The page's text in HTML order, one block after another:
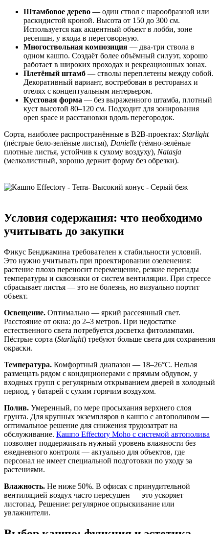
Штамбовое дерево — один ствол с шарообразной или
раскидистой кроной. Высота от 150 до 300 см.
Используется как акцентный объект в лобби, зоне
ресепшн, у входа в переговорную.
Многоствольная композиция — два-три ствола в
одном кашпо. Создаёт более объёмный силуэт, хорошо
работает в широких проходах и рекреационных зонах.
Плетёный штамб — стволы переплетены между собой.
Декоративный вариант, востребован в ресторанах и
отелях с концептуальным интерьером.
Кустовая форма — без выраженного штамба, плотный
куст высотой 80–120 см. Подходит для зонирования
open space и расстановки вдоль перегородок.
Сорта, наиболее распространённые в B2B-проектах: Starlight
(пёстрые бело-зелёные листья), Danielle (тёмно-зелёные
плотные листья, устойчив к сухому воздуху), Natasja
(мелколистный, хорошо держит форму без обрезки).
Условия содержания: что необходимо
учитывать до закупки
Фикус Бенджамина требователен к стабильности условий.
Это нужно учитывать при проектировании озеленения:
растение плохо переносит перемещение, резкие перепады
температуры и сквозняки от систем вентиляции. При стрессе
сбрасывает листья — это не болезнь, но визуально портит
объект.
Освещение. Оптимально — яркий рассеянный свет.
Расстояние от окна: до 2–3 метров. При недостатке
естественного света потребуется досветка фитолампами.
Пёстрые сорта (Starlight) требуют больше света для сохранения
окраски.
Температура. Комфортный диапазон — 18–26°C. Нельзя
размещать рядом с кондиционерами с прямым обдувом, у
входных групп с регулярным открыванием дверей в холодный
период, у батарей с сухим горячим воздухом.
Полив. Умеренный, по мере просыхания верхнего слоя
грунта. Для крупных экземпляров в кашпо с автополивом —
оптимальное решение для снижения трудозатрат на
обслуживание. Кашпо Effectory Moho с системой автополива
позволяет поддерживать нужный уровень влажности без
ежедневного контроля — актуально для объектов, где
персонал не имеет специальной подготовки по уходу за
растениями.
Влажность. Не ниже 50%. В офисах с принудительной
вентиляцией воздух часто пересушен — это ускоряет
листопад. Решение: регулярное опрыскивание или
увлажнители.